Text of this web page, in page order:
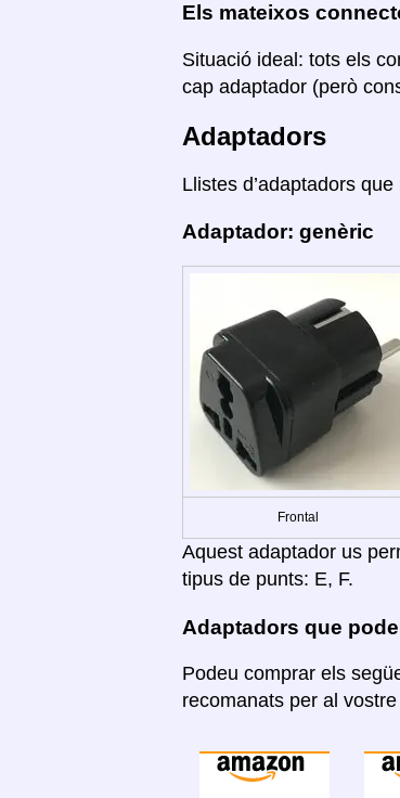
Els mateixos
Situació ideal: tots els
cap adaptador (però
Adaptadors
Llistes d’adaptadors
Adaptador: genèric
Frontal
Aquest adaptador us
tipus de punts: E, F.
Adaptadors que
Podeu comprar els
recomanats per al